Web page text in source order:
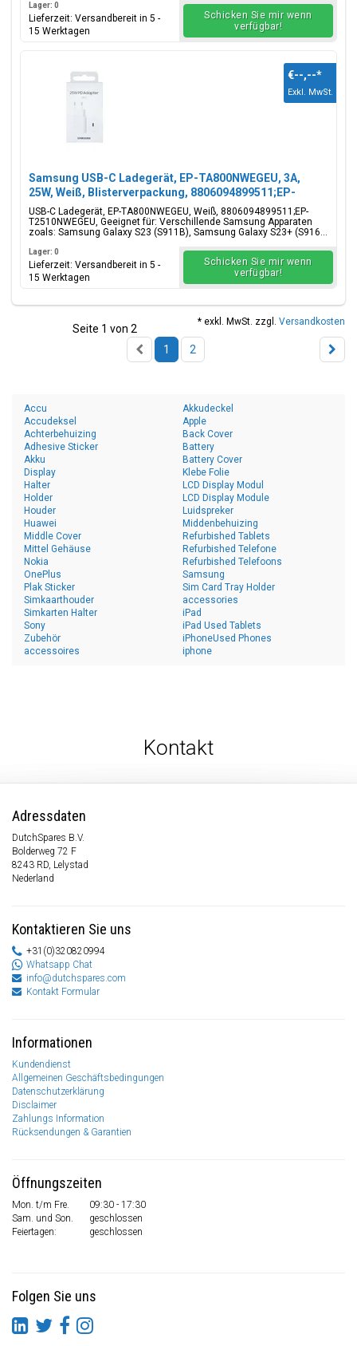
Lager: 0
Lieferzeit: Versandbereit in 5 -
15 Werktagen
Schicken Sie mir wenn
verfügbar!
Samsung USB-C Ladegerät, EP-TA800NWEGEU, 3A,
25W, Weiß, Blisterverpackung, 8806094899511;EP-
T2510NWEGEU
USB-C Ladegerät, EP-TA800NWEGEU, Weiß, 8806094899511;EP-
T2510NWEGEU, Geeignet für: Verschillende Samsung Apparaten
zoals: Samsung Galaxy S23 (S911B), Samsung Galaxy S23+ (S916...
€--,--*
Exkl. MwSt.
Lager: 0
Lieferzeit: Versandbereit in 5 -
15 Werktagen
Schicken Sie mir wenn
verfügbar!
* exkl. MwSt. zzgl. Versandkosten
Seite 1 von 2
1
2
Accu
Accudeksel
Achterbehuizing
Adhesive Sticker
Akku
Akkudeckel
Apple
Back Cover
Battery
Battery Cover
Display
Halter
Holder
Houder
Huawei
Klebe Folie
LCD Display Modul
LCD Display Module
Luidspreker
Middenbehuizing
Middle Cover
Mittel Gehäuse
Nokia
OnePlus
Plak Sticker
Refurbished Tablets
Refurbished Telefone
Refurbished Telefoons
Samsung
Sim Card Tray Holder
Simkaarthouder
Simkarten Halter
Sony
Zubehör
accessoires
accessories
iPad
iPad Used Tablets
iPhoneUsed Phones
iphone
Kontakt
Adressdaten
DutchSpares B.V.
Bolderweg 72 F
8243 RD, Lelystad
Nederland
Kontaktieren Sie uns
+31(0)320820994
Whatsapp Chat
info@dutchspares.com
Kontakt Formular
Informationen
Kundendienst
Allgemeinen Geschäftsbedingungen
Datenschutzerklärung
Disclaimer
Zahlungs Information
Rücksendungen & Garantien
Öffnungszeiten
Mon. t/m Fre.
09:30 - 17:30
Sam. und Son.
geschlossen
Feiertagen:
geschlossen
Folgen Sie uns